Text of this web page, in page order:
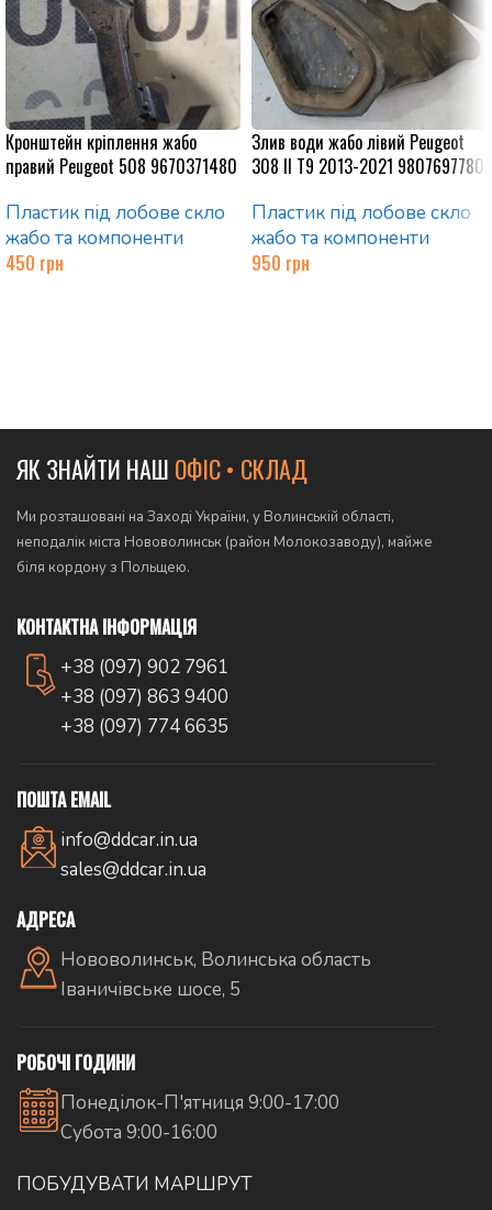
Кронштейн кріплення жабо
правий Peugeot 508 9670371480
Пластик під лобове скло
жабо та компоненти
450 грн
Злив води жабо лівий Peugeot
308 II T9 2013-2021 9807697780
Пластик під лобове скло
жабо та компоненти
950 грн
ЯК ЗНАЙТИ НАШ ОФІС • СКЛАД
Ми розташовані на Заході України, у Волинській області,
неподалік міста Нововолинськ (район Молокозаводу), майже
біля кордону з Польщею.
КОНТАКТНА ІНФОРМАЦІЯ
+38 (097) 902 7961
+38 (097) 863 9400
+38 (097) 774 6635
ПОШТА EMAIL
info@ddcar.in.ua
sales@ddcar.in.ua
АДРЕСА
Нововолинськ, Волинська область
Іваничівське шосе, 5
РОБОЧІ ГОДИНИ
Понеділок-П'ятниця 9:00-17:00
Субота 9:00-16:00
ПОБУДУВАТИ МАРШРУТ